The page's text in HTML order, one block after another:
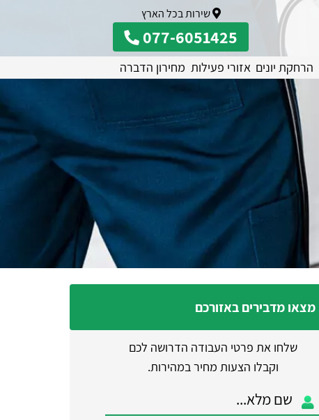
שירות בכל הארץ
077-6051425
הרחקת יונים אזורי פעילות מחירון הדברה
מצאו מדבירים באזורכם
שלחו את פרטי העבודה הדרושה לכם
וקבלו הצעות מחיר במהירות.